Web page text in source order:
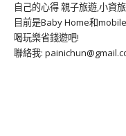
自己的心得 親子旅遊,小資
目前是Baby Home和
喝玩樂省錢遊吧!
聯絡我: